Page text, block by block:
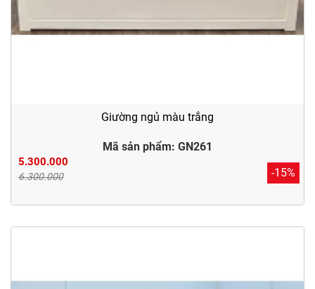
Giường ngủ màu trắng
Mã sản phẩm: GN261
5.300.000
6.300.000 -15%